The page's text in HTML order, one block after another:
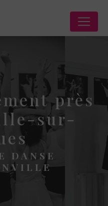
près
sur-
DANSE